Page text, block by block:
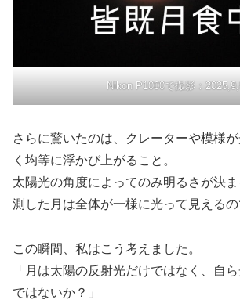
Nikon P1000で撮影：
さらに驚いたのは、クレーターや模様
く均等に浮かび上がること。
太陽光の角度によってのみ明るさが決
測した月は全体が一様に光って見えるの
この瞬間、私はこう考えました。
「月は太陽の反射光だけではなく、自
ではないか？」